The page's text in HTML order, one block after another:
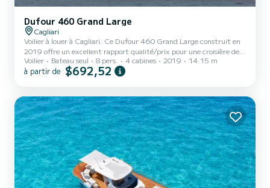
Dufour 460 Grand Large
Cagliari
Voilier à louer à Cagliari. Ce Dufour 460 Grand Large construit en
2019 offre un excellent rapport qualité/prix pour une croisière de
quelques jours ou quelques semaines. Le bateau dispose de 4 cabines
confortable et une capacité de bateau de 8 personnes. D'une
confort, Avior en dispose de 4 avec douche< br> < br> Ce bateau
est équipé d'une grand-voile entiè...
Voilier Bateau seul 8 pers. 4 cabines 2019 14.15 m
à partir de $692,52